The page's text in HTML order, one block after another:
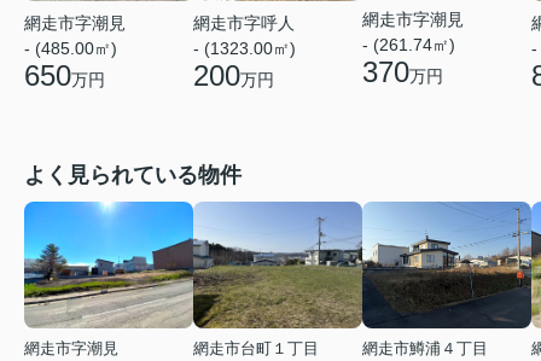
網走市字潮見
- (485.00㎡)
650万円
網走市字呼人
- (1323.00㎡)
200万円
網走市字潮見
- (261.74㎡)
370万円
-
よく見られている物件
網走市字潮見
網走市台町１丁目
網走市鱒浦４丁目